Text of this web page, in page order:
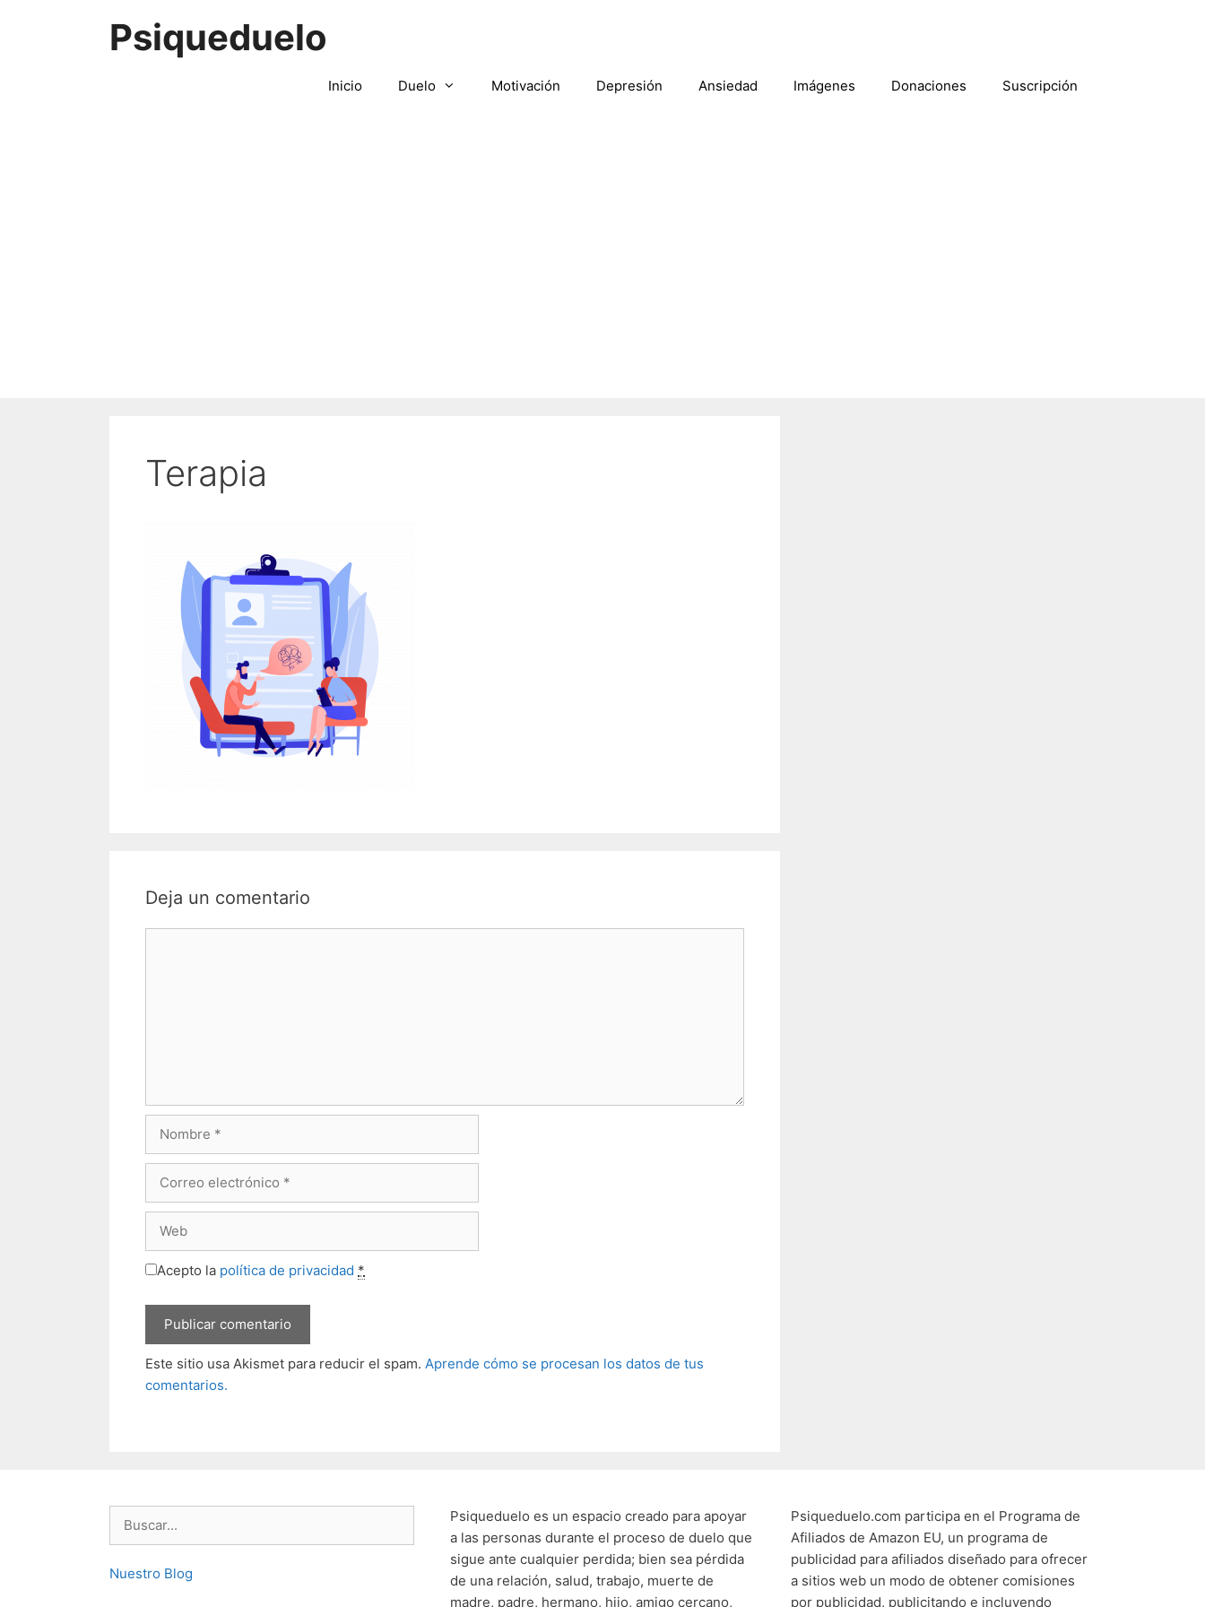
Psiqueduelo
Inicio Duelo Motivación Depresión Ansiedad Imágenes Donaciones Suscripción
Terapia
Deja un comentario
Acepto la política de privacidad *
Este sitio usa Akismet para reducir el spam. Aprende cómo se procesan los datos de tus
comentarios.
Nuestro Blog
Psiqueduelo es un espacio creado para apoyar
a las personas durante el proceso de duelo que
sigue ante cualquier perdida; bien sea pérdida
de una relación, salud, trabajo, muerte de
madre, padre, hermano, hijo, amigo cercano,
Psiqueduelo.com participa en el Programa de
Afiliados de Amazon EU, un programa de
publicidad para afiliados diseñado para ofrecer
a sitios web un modo de obtener comisiones
por publicidad, publicitando e incluyendo